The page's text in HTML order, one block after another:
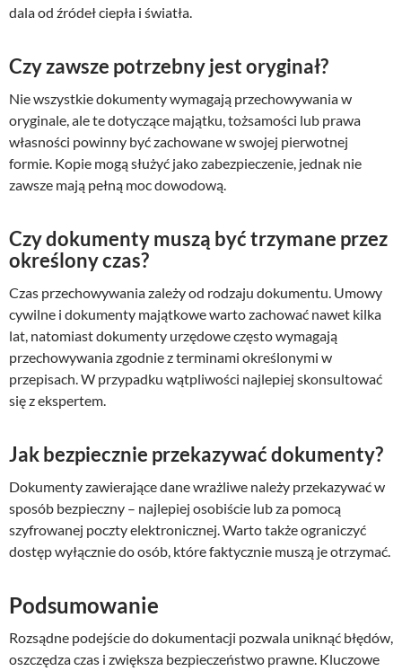
dala od źródeł ciepła i światła.
Czy zawsze potrzebny jest oryginał?
Nie wszystkie dokumenty wymagają przechowywania w
oryginale, ale te dotyczące majątku, tożsamości lub prawa
własności powinny być zachowane w swojej pierwotnej
formie. Kopie mogą służyć jako zabezpieczenie, jednak nie
zawsze mają pełną moc dowodową.
Czy dokumenty muszą być trzymane przez
określony czas?
Czas przechowywania zależy od rodzaju dokumentu. Umowy
cywilne i dokumenty majątkowe warto zachować nawet kilka
lat, natomiast dokumenty urzędowe często wymagają
przechowywania zgodnie z terminami określonymi w
przepisach. W przypadku wątpliwości najlepiej skonsultować
się z ekspertem.
Jak bezpiecznie przekazywać dokumenty?
Dokumenty zawierające dane wrażliwe należy przekazywać w
sposób bezpieczny – najlepiej osobiście lub za pomocą
szyfrowanej poczty elektronicznej. Warto także ograniczyć
dostęp wyłącznie do osób, które faktycznie muszą je otrzymać.
Podsumowanie
Rozsądne podejście do dokumentacji pozwala uniknąć błędów,
oszczędza czas i zwiększa bezpieczeństwo prawne. Kluczowe